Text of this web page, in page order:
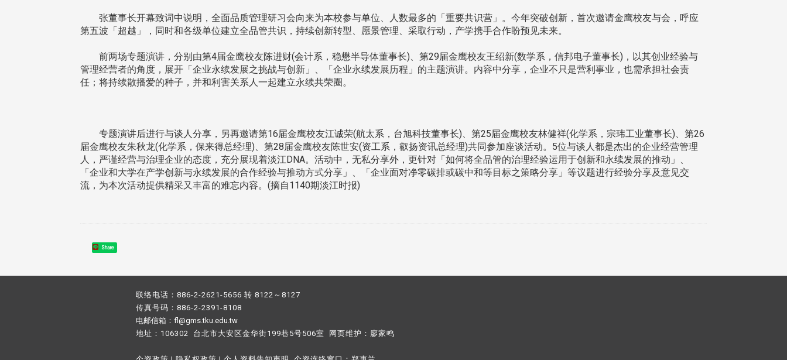
张董事长开幕致词中说明，全面品质管理研习会向来为本校参与单位、人数最多的「重要共识营」。今年突破创新，首次邀请金鹰校友与会，呼应
第五波「超越」，同时和各级单位建立全品管共识，持续创新转型、愿景管理、采取行动，产学携手合作盼预见未来。
前两场专题演讲，分别由第4届金鹰校友陈进财(会计系，稳懋半导体董事长)、第29届金鹰校友王绍新(数学系，信邦电子董事长)，以其创业经验与
管理经营者的角度，展开「企业永续发展之挑战与创新」、「企业永续发展历程」的主题演讲。内容中分享，企业不只是营利事业，也需承担社会责
任；将持续散播爱的种子，并和利害关系人一起建立永续共荣圈。
专题演讲后进行与谈人分享，另再邀请第16届金鹰校友江诚荣(航太系，台旭科技董事长)、第25届金鹰校友林健祥(化学系，宗玮工业董事长)、第26
届金鹰校友朱秋龙(化学系，保来得总经理)、第28届金鹰校友陈世安(资工系，叡扬资讯总经理)共同参加座谈活动。5位与谈人都是杰出的企业经营管理
人，严谨经营与治理企业的态度，充分展现着淡江DNA。活动中，无私分享外，更针对「如何将全品管的治理经验运用于创新和永续发展的推动」、
「企业和大学在产学创新与永续发展的合作经验与推动方式分享」、「企业面对净零碳排或碳中和等目标之策略分享」等议题进行经验分享及意见交
流，为本次活动提供精采又丰富的难忘内容。(摘自1140期淡江时报)
Share
联络电话：886-2-2621-5656 转 8122～8127
传真号码：886-2-2391-8108
电邮信箱：fl@gms.tku.edu.tw
地址：106302 台北市大安区金华街199巷5号506室 网页维护： 廖家鸣​